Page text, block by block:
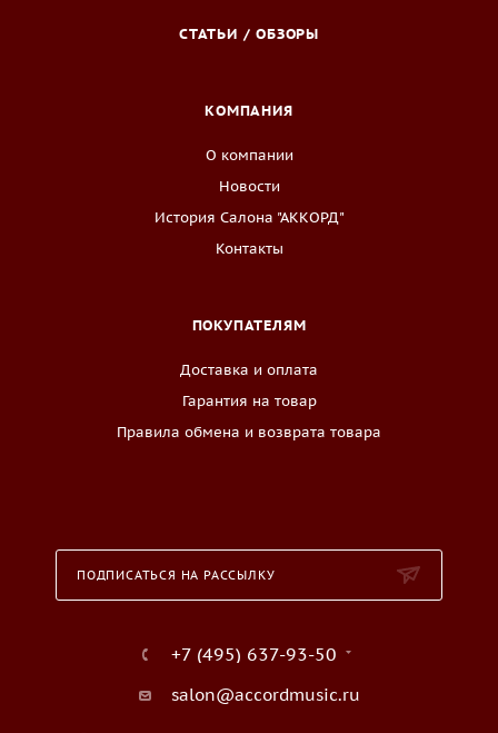
СТАТЬИ / ОБЗОРЫ
КОМПАНИЯ
О компании
Новости
История Салона "АККОРД"
Контакты
ПОКУПАТЕЛЯМ
Доставка и оплата
Гарантия на товар
Правила обмена и возврата товара
ПОДПИСАТЬСЯ НА РАССЫЛКУ
+7 (495) 637-93-50
salon@accordmusic.ru